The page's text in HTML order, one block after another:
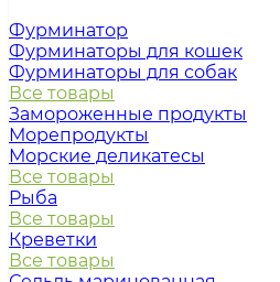
Фурминатор
Фурминаторы для кошек
Фурминаторы для собак
Все товары
Замороженные продукты
Морепродукты
Морские деликатесы
Все товары
Рыба
Все товары
Креветки
Все товары